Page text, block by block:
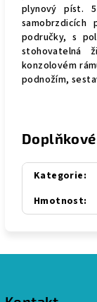
plynový píst.
samobrzdicích
područky, s
stohovatelná
konzolovém
podnožím,
Kategorie:
Hmotnost: